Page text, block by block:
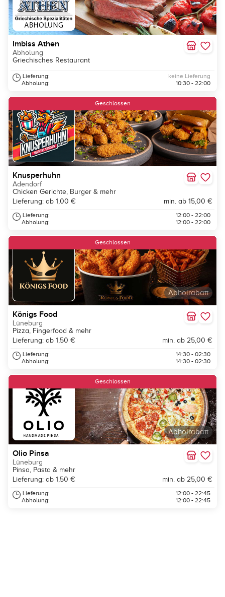
Imbiss Athen
Abholung
Griechisches Restaurant
Lieferung:
Abholung:
keine Lieferung
10:30 - 22:00
Geschlossen
Knusperhuhn
Adendorf
Chicken Gerichte, Burger & mehr
Lieferung: ab 1,00 €
min. ab 15,00 €
Lieferung:
Abholung:
12:00 - 22:00
12:00 - 22:00
Abholrabatt
Geschlossen
Königs Food
Lüneburg
Pizza, Fingerfood & mehr
Lieferung: ab 1,50 €
min. ab 25,00 €
Lieferung:
Abholung:
14:30 - 02:30
14:30 - 02:30
Abholrabatt
Geschlossen
Olio Pinsa
Lüneburg
Pinsa, Pasta & mehr
Lieferung: ab 1,50 €
min. ab 25,00 €
Lieferung:
Abholung:
12:00 - 22:45
12:00 - 22:45